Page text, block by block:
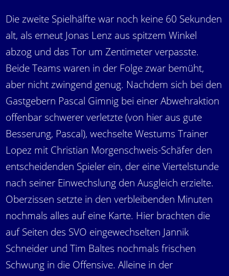
Die zweite Spielhälfte war noch keine 60 Sekunden
alt, als erneut Jonas Lenz aus spitzem Winkel
abzog und das Tor um Zentimeter verpasste.
Beide Teams waren in der Folge zwar bemüht,
aber nicht zwingend genug. Nachdem sich bei den
Gastgebern Pascal Gimnig bei einer Abwehraktion
offenbar schwerer verletzte (von hier aus gute
Besserung, Pascal), wechselte Westums Trainer
Lopez mit Christian Morgenschweis-Schäfer den
entscheidenden Spieler ein, der eine Viertelstunde
nach seiner Einwechslung den Ausgleich erzielte.
Oberzissen setzte in den verbleibenden Minuten
nochmals alles auf eine Karte. Hier brachten die
auf Seiten des SVO eingewechselten Jannik
Schneider und Tim Baltes nochmals frischen
Schwung in die Offensive. Alleine in der